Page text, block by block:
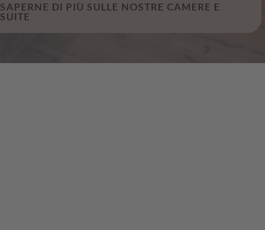
SAPERNE DI PIÙ SULLE NOSTRE CAMERE E
SUITE